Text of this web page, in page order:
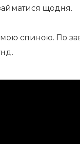
щодня.
спиною. По